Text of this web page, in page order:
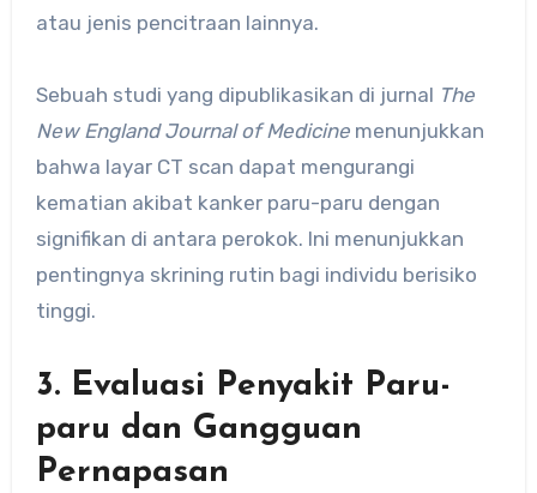
atau jenis pencitraan lainnya.
Sebuah studi yang dipublikasikan di jurnal The
New England Journal of Medicinemenunjukkan
bahwa layar CT scan dapat mengurangi
kematian akibat kanker paru-paru dengan
signifikan di antara perokok. Ini menunjukkan
pentingnya skrining rutin bagi individu berisiko
tinggi.
3. Evaluasi Penyakit Paru-
paru dan Gangguan
Pernapasan